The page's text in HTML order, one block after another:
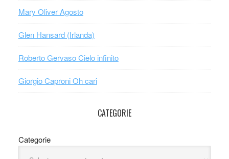
Mary Oliver Agosto
Glen Hansard (Irlanda)
Roberto Gervaso Cielo infinito
Giorgio Caproni Oh cari
CATEGORIE
Categorie